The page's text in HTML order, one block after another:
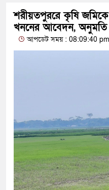
শরীয়তপুররে কৃষি
খননের আবেদন, অনুমতি
আপডেট সময় : 08:09:40